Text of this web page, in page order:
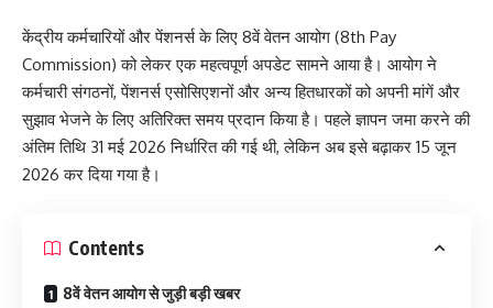
केंद्रीय कर्मचारियों और पेंशनर्स के लिए 8वें वेतन आयोग (8th Pay
Commission) को लेकर एक महत्वपूर्ण अपडेट सामने आया है। आयोग ने
कर्मचारी संगठनों, पेंशनर्स एसोसिएशनों और अन्य हितधारकों को अपनी मांगें और
सुझाव भेजने के लिए अतिरिक्त समय प्रदान किया है। पहले ज्ञापन जमा करने की
अंतिम तिथि 31 मई 2026 निर्धारित की गई थी, लेकिन अब इसे बढ़ाकर 15 जून
2026 कर दिया गया है।
Contents
8वें वेतन आयोग से जुड़ी बड़ी खबर